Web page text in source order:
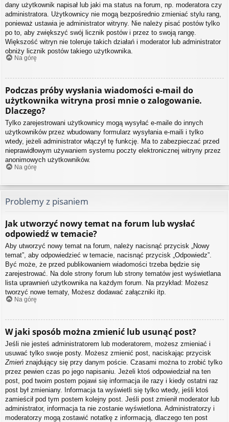
dany użytkownik napisał lub jaki ma status na forum, np. moderatora czy
administratora. Użytkownicy nie mogą bezpośrednio zmieniać stylu rang,
ponieważ ustawia je administrator witryny. Nie należy pisać postów tylko
po to, aby zwiększyć swój licznik postów i przez to swoją rangę.
Większość witryn nie toleruje takich działań i moderator lub administrator
obniży licznik postów takiego użytkownika.
Na górę
Podczas próby wysłania wiadomości e-mail do
użytkownika witryna prosi mnie o zalogowanie.
Dlaczego?
Tylko zarejestrowani użytkownicy mogą wysyłać e-maile do innych
użytkowników przez wbudowany formularz wysyłania e-maili i tylko
wtedy, jeżeli administrator włączył tę funkcję. Ma to zabezpieczać przed
nieprawidłowym używaniem systemu poczty elektronicznej witryny przez
anonimowych użytkowników.
Na górę
Problemy z pisaniem
Jak utworzyć nowy temat na forum lub wysłać
odpowiedź w temacie?
Aby utworzyć nowy temat na forum, należy nacisnąć przycisk „Nowy
temat”, aby odpowiedzieć w temacie, nacisnąć przycisk „Odpowiedz”.
Być może, że przed publikowaniem wiadomości trzeba będzie się
zarejestrować. Na dole strony forum lub strony tematów jest wyświetlana
lista uprawnień użytkownika na każdym forum. Na przykład: Możesz
tworzyć nowe tematy, Możesz dodawać załączniki itp.
Na górę
W jaki sposób można zmienić lub usunąć post?
Jeśli nie jesteś administratorem lub moderatorem, możesz zmieniać i
usuwać tylko swoje posty. Możesz zmienić post, naciskając przycisk
Zmień znajdujący się przy danym poście. Czasami można to zrobić tylko
przez pewien czas po jego napisaniu. Jeżeli ktoś odpowiedział na ten
post, pod twoim postem pojawi się informacja ile razy i kiedy ostatni raz
post był zmieniany. Informacja ta wyświetli się tylko wtedy, jeśli ktoś
zamieścił pod tym postem kolejny post. Jeśli post zmienił moderator lub
administrator, informacja ta nie zostanie wyświetlona. Administratorzy i
moderatorzy mogą zostawić notatkę z informacją, dlaczego ten post